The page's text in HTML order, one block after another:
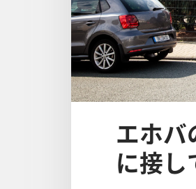
エホバ
に接し